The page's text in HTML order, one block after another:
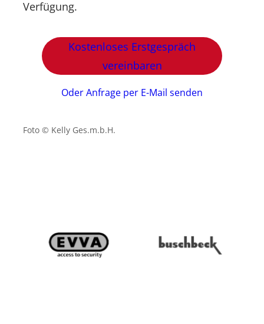
Verfügung.
Kostenloses Erstgespräch
vereinbaren
Oder Anfrage per E-Mail senden
Foto © Kelly Ges.m.b.H.